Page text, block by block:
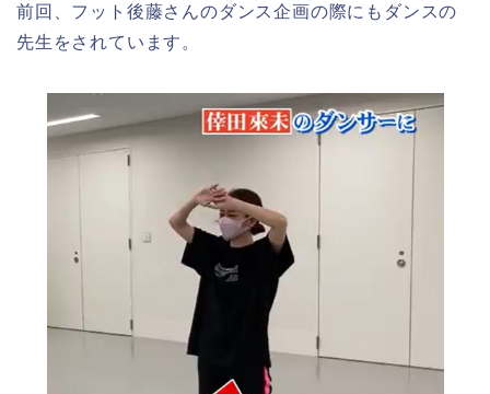
前回、フット後藤さんのダンス企画の際にもダンスの
先生をされています。